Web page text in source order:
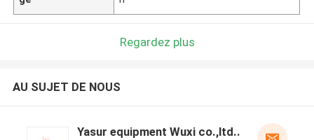
Regardez plus
AU SUJET DE NOUS
Yasur equipment Wuxi co.,ltd..